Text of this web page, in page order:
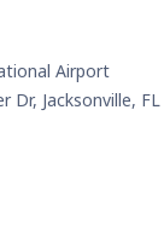
Airport
Dr, Jacksonville,